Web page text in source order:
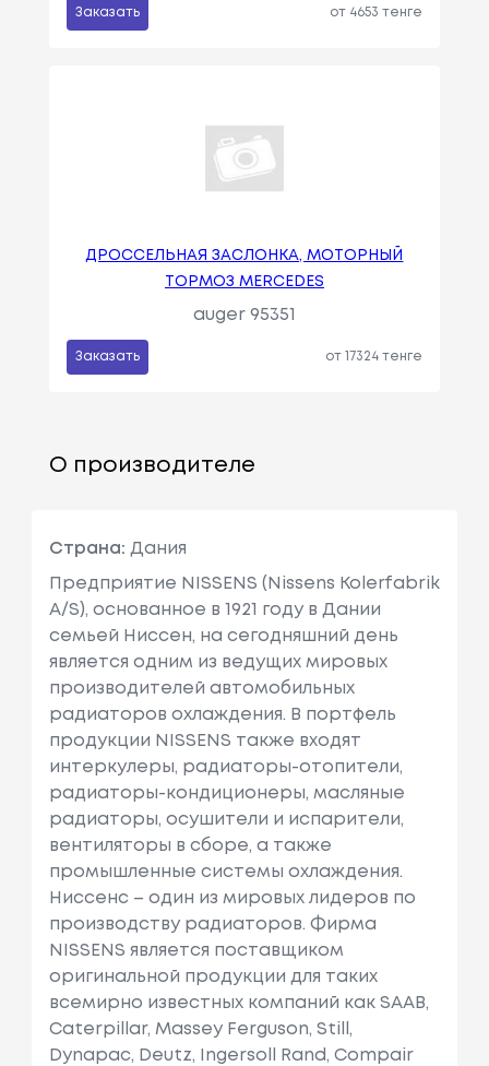
Заказать от 4653 тенге
ДРОССЕЛЬНАЯ ЗАСЛОНКА, МОТОРНЫЙ
ТОРМОЗ MERCEDES
auger 95351
Заказать от 17324 тенге
О производителе
Страна: Дания
Предприятие NISSENS (Nissens Kolerfabrik
A/S), основанное в 1921 году в Дании
семьей Ниссен, на сегодняшний день
является одним из ведущих мировых
производителей автомобильных
радиаторов охлаждения. В портфель
продукции NISSENS также входят
интеркулеры, радиаторы-отопители,
радиаторы-кондиционеры, масляные
радиаторы, осушители и испарители,
вентиляторы в сборе, а также
промышленные системы охлаждения.
Ниссенс – один из мировых лидеров по
производству радиаторов. Фирма
NISSENS является поставщиком
оригинальной продукции для таких
всемирно известных компаний как SAAB,
Caterpillar, Massey Ferguson, Still,
Dynapac, Deutz, Ingersoll Rand, Compair